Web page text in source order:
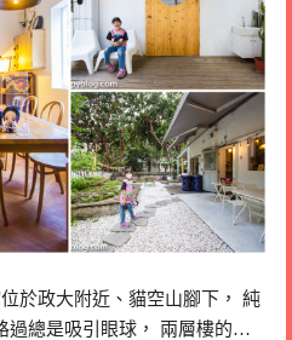
於政大附近、貓空山腳下， 純
過總是吸引眼球， 兩層樓的…